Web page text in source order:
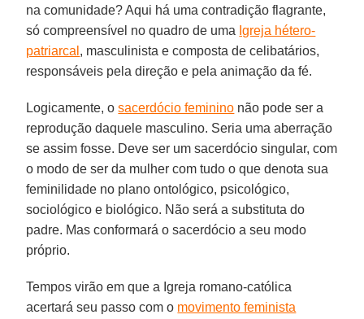
na comunidade? Aqui há uma contradição flagrante,
só compreensível no quadro de uma Igreja hétero-
patriarcal , masculinista e composta de celibatários,
responsáveis pela direção e pela animação da fé.
Logicamente, osacerdócio feminino não pode ser a
reprodução daquele masculino. Seria uma aberração
se assim fosse. Deve ser um sacerdócio singular, com
o modo de ser da mulher com tudo o que denota sua
feminilidade no plano ontológico, psicológico,
sociológico e biológico. Não será a substituta do
padre. Mas conformará o sacerdócio a seu modo
próprio.
Tempos virão em que a Igreja romano-católica
acertará seu passo com o movimento feminista